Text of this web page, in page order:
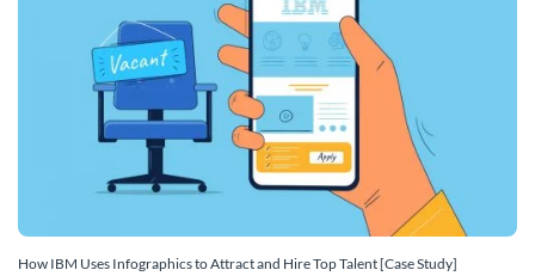
How IBM Uses Infographics to Attract and Hire Top Talent [Case Study]